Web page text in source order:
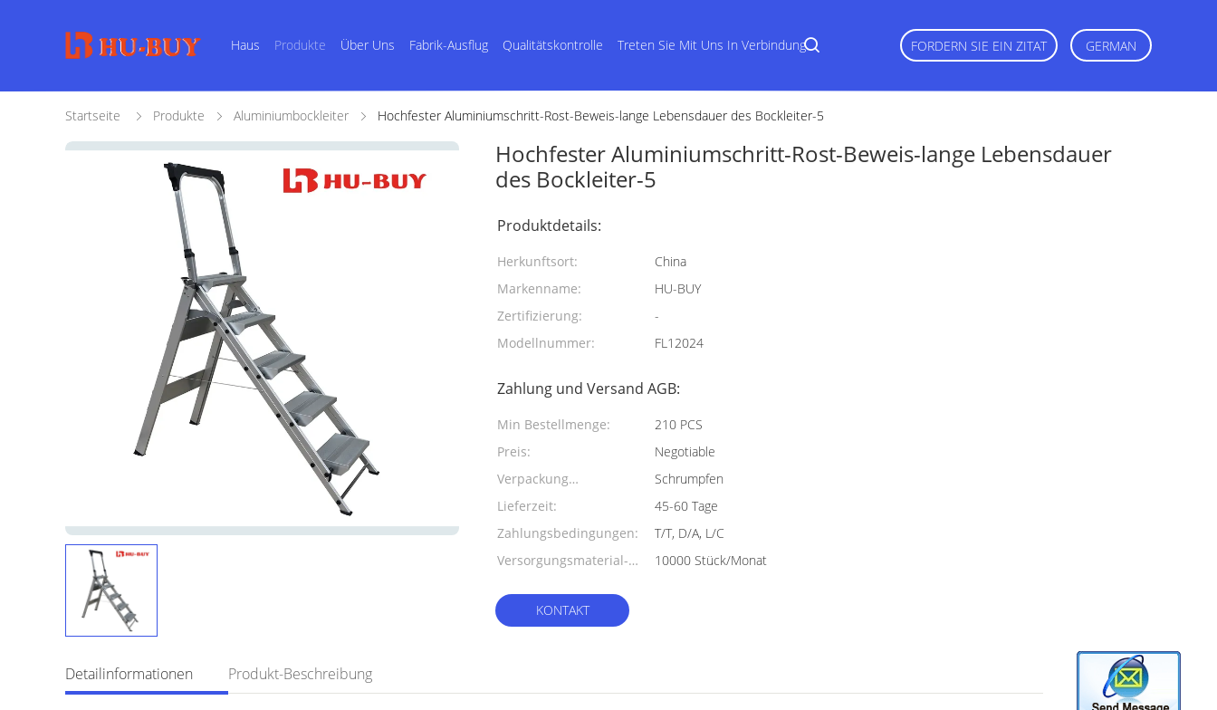
Haus Produkte Über Uns Fabrik-Ausflug Qualitätskontrolle Treten Sie Mit Uns In Verbindung FORDERN SIE EIN ZITAT GERMAN
Startseite Produkte Aluminiumbockleiter Hochfester Aluminiumschritt-Rost-Beweis-lange Lebensdauer des Bockleiter-5
Hochfester Aluminiumschritt-Rost-Beweis-lange Lebensdauer
des Bockleiter-5
Produktdetails:
Herkunftsort:
China
Markenname:
HU-BUY
Zertifizierung:
-
Modellnummer:
FL12024
Zahlung und Versand AGB:
Min Bestellmenge:
210 PCS
Preis:
Negotiable
Verpackung
Informationen:
Schrumpfen
Lieferzeit:
45-60 Tage
Zahlungsbedingungen:
T/T, D/A, L/C
Versorgungsmaterial-
10000 Stück/Monat
KONTAKT
Detailinformationen Produkt-Beschreibung